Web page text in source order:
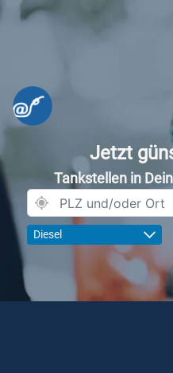
Jetzt
Tankstellen in
Diesel